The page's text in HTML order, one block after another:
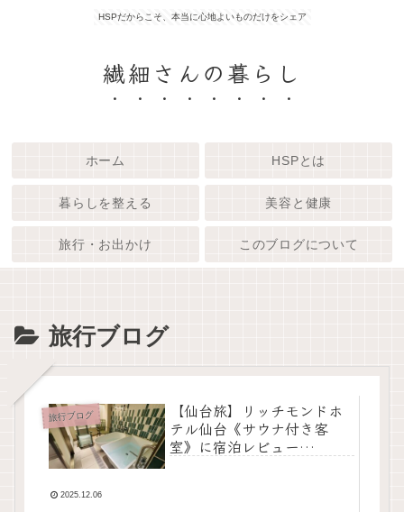
HSPだからこそ、本当に心地よいものだけをシェア
繊細さんの暮らし
ホーム HSPとは
暮らしを整える 美容と健康
旅行・お出かけ このブログについて
旅行ブログ
旅行ブログ
【仙台旅】リッチモンドホ
テル仙台《サウナ付き客
室》に宿泊レビュー
2025.12.06